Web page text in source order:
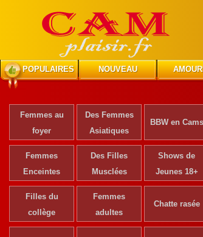
POPULAIRES NOUVEAU
Femmes au
foyer
Des Femmes
Asiatiques
BBW en Cams
Femmes
Enceintes
Des Filles
Musclées
Shows de
Jeunes 18+
Filles du
collège
Femmes
adultes
Chatte rasée